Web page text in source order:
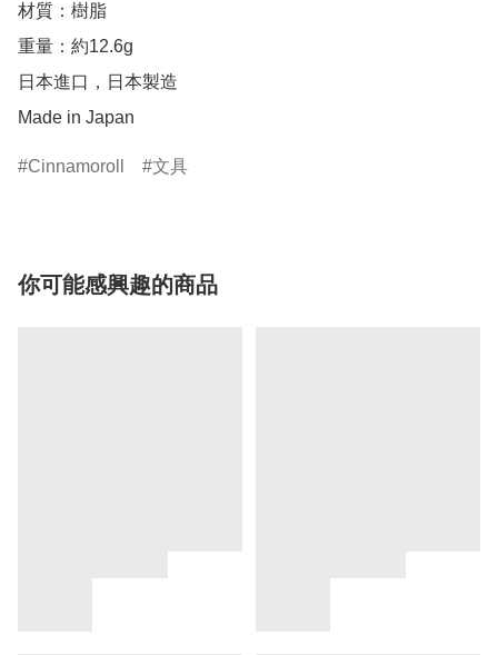
材質：樹脂
重量：約12.6g
日本進口，日本製造
Made in Japan
Cinnamoroll 文具
你可能感興趣的商品